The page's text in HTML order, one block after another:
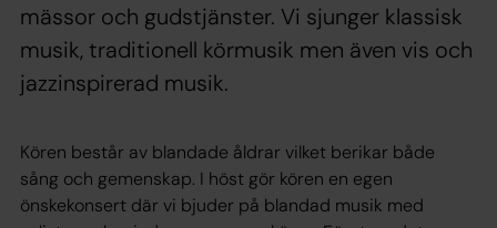
mässor och gudstjänster. Vi sjunger klassisk
musik, traditionell körmusik men även vis och
jazzinspirerad musik.
Kören består av blandade åldrar vilket berikar både
sång och gemenskap. I höst gör kören en egen
önskekonsert där vi bjuder på blandad musik med